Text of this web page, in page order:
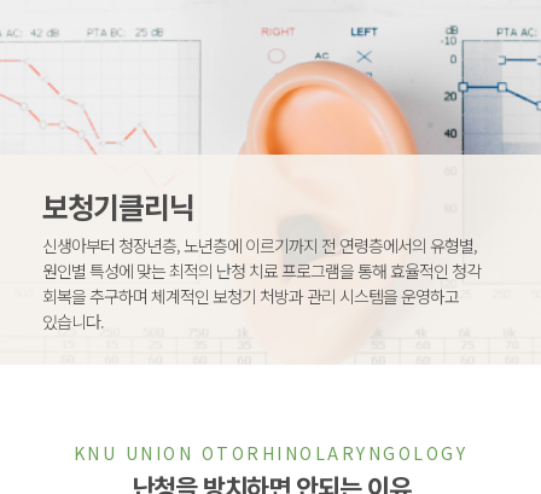
보청기클리닉
신생아부터 청장년층, 노년층에 이르기까지 전 연령층에서의 유형별,
원인별 특성에 맞는 최적의 난청 치료 프로그램을 통해 효율적인 청각
회복을 추구하며 체계적인 보청기 처방과 관리 시스템을 운영하고
있습니다.
KNU UNION OTORHINOLARYNGOLOGY
난청을 방치하면 안되는 이유